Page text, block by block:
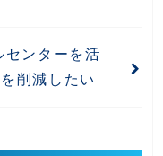
センターを活
削減したい